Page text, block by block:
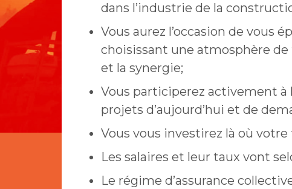
dans l’industrie de la
Vous aurez l’occasion de vous
choisissant une atmosphère de
et la synergie;
Vous participerez activement à
projets d’aujourd’hui et de
Vous vous investirez là où
Les salaires et leur taux vont
Le régime d’assurance